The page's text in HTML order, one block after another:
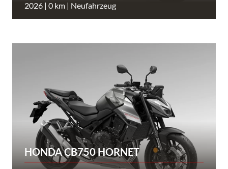
2026 | 0 km | Neufahrzeug
HONDA CB750 HORNET